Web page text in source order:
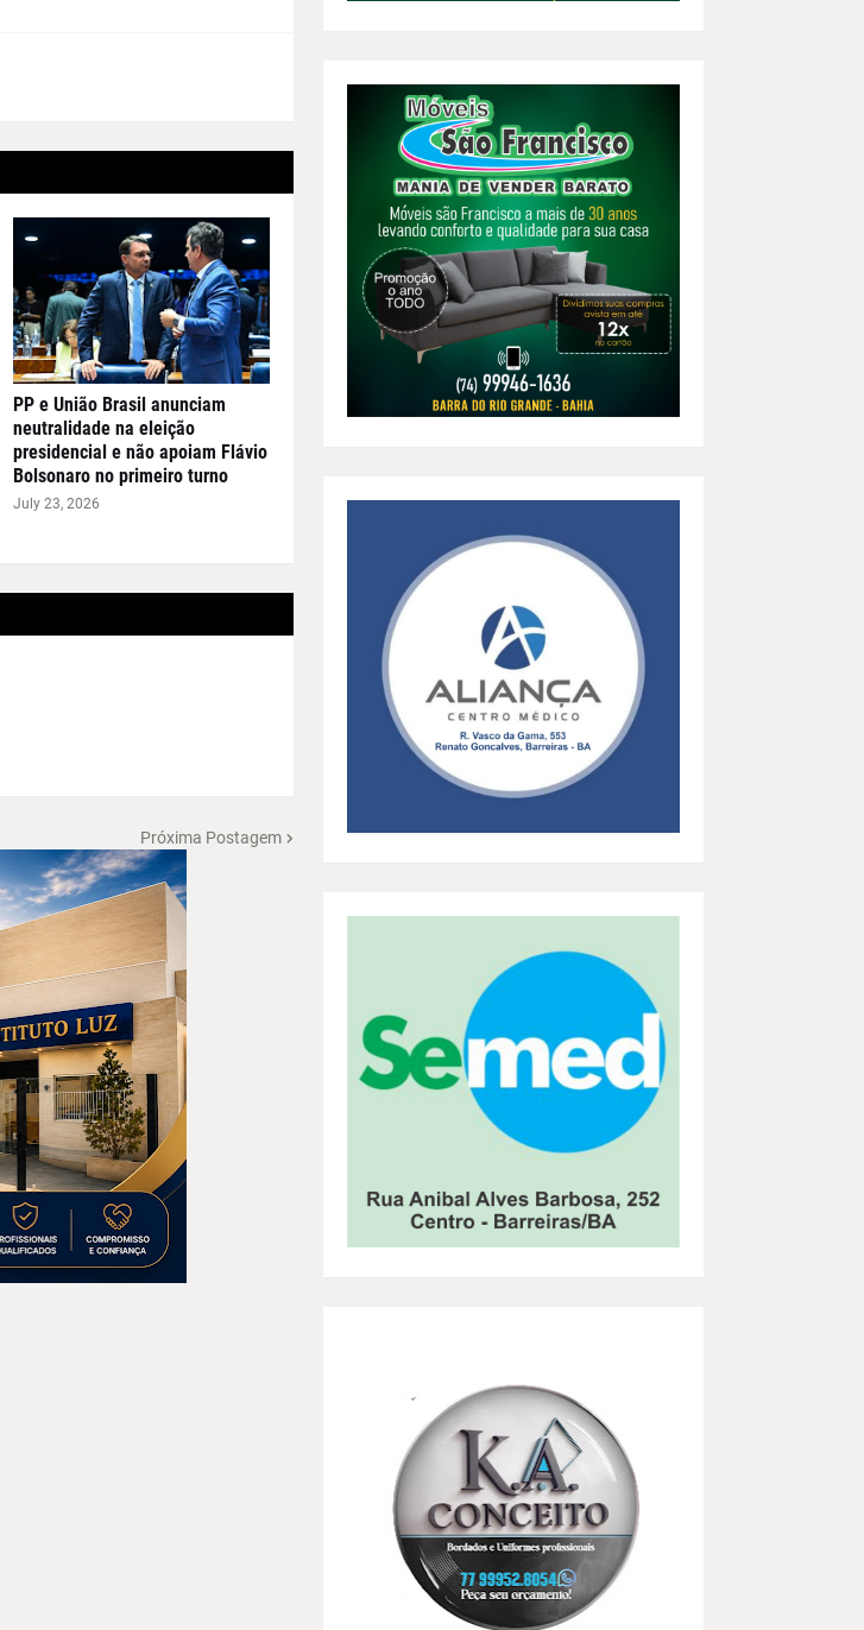
PP e União Brasil anunciam
neutralidade na eleição
presidencial e não apoiam Flávio
Bolsonaro no primeiro turno
July 23, 2026
Próxima Postagem